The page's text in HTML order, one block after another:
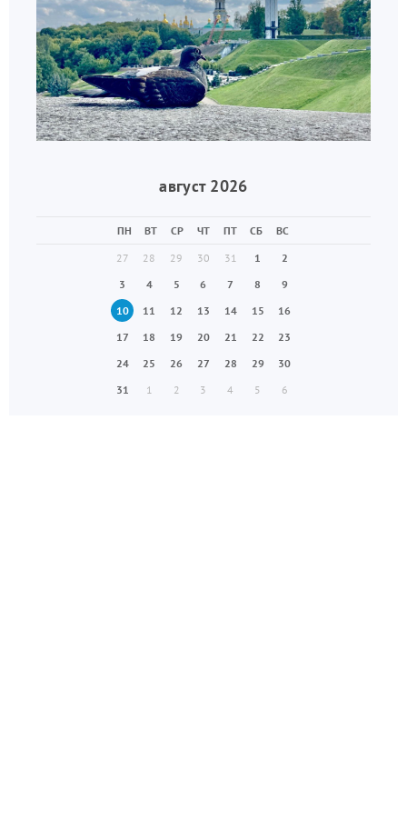
август 2026
ПН ВТ СР ЧТ ПТ СБ
ВС
27
28 29 30 31 1
2
3
4 5 6 7 8
9
10
11 12 13 14 15
16
17
18 19 20 21 22
23
24
25 26 27 28 29
30
31
1 2 3 4 5 6